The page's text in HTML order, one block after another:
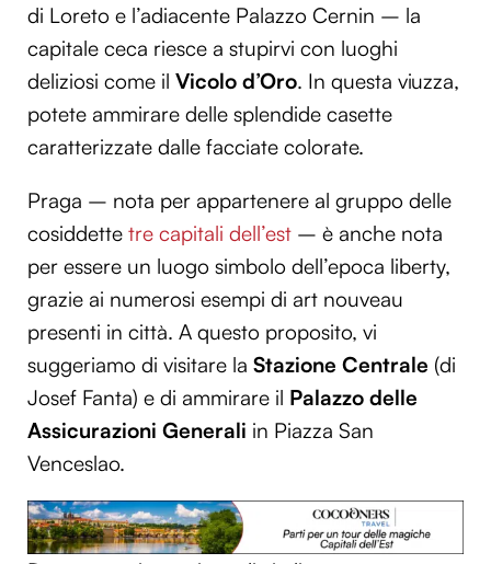
di Loreto e l’adiacente Palazzo Cernin – la
capitale ceca riesce a stupirvi con luoghi
deliziosi come il Vicolo d’Oro. In questa viuzza,
potete ammirare delle splendide casette
caratterizzate dalle facciate colorate.
Praga – nota per appartenere al gruppo delle
cosiddette tre capitali dell’est – è anche nota
per essere un luogo simbolo dell’epoca liberty,
grazie ai numerosi esempi di art nouveau
presenti in città. A questo proposito, vi
suggeriamo di visitare la Stazione Centrale (di
Josef Fanta) e di ammirare il Palazzo delle
Assicurazioni Generali in Piazza San
Venceslao.